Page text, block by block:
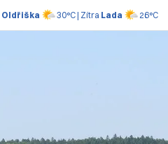
Oldřiška 30°C | Zítra Lada 26°C